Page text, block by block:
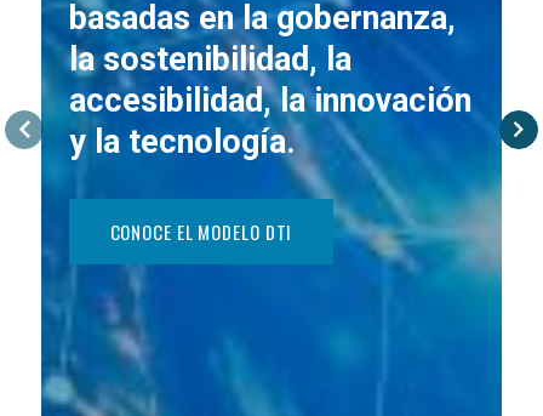
basadas en la gobernanza,
la sostenibilidad, la
accesibilidad, la innovación
y la tecnología.
CONOCE EL MODELO DTI